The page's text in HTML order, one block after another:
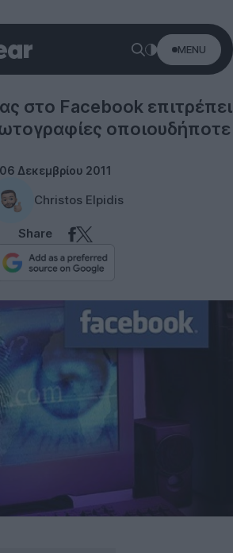
MENU
Social networks
στο Facebook επιτρέπει
οποιουδήποτε
06 Δεκεμβρίου 2011
Christos Elpidis
Share